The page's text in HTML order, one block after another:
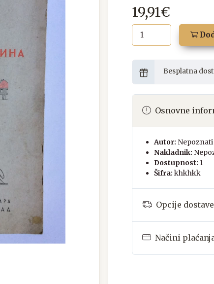
19,91€
Besplatna
Osnovne
Autor:
Nakladnik:
Dostupnost: 1
Šifra: khkhkk
Opcije dostave
Načini